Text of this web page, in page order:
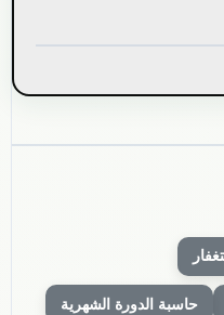
حاسبة الدورة الشهرية